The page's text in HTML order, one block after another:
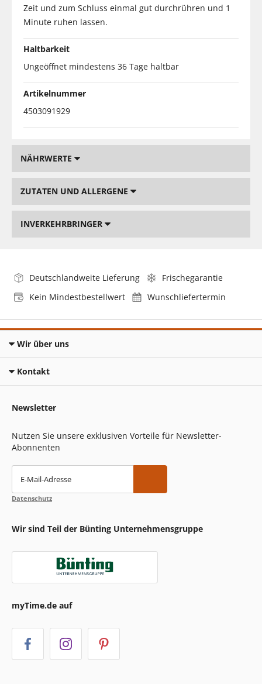
Zeit und zum Schluss einmal gut durchrühren und 1
Minute ruhen lassen.
Haltbarkeit
Ungeöffnet mindestens 36 Tage haltbar
Artikelnummer
4503091929
NÄHRWERTE
ZUTATEN UND ALLERGENE
INVERKEHRBRINGER
Deutschlandweite Lieferung
Frischegarantie
Kein Mindestbestellwert
Wunschliefertermin
Wir über uns
Kontakt
Newsletter
Nutzen Sie unsere exklusiven Vorteile für Newsletter-
Abonnenten
E-Mail-Adresse
Datenschutz
Wir sind Teil der Bünting Unternehmensgruppe
myTime.de auf